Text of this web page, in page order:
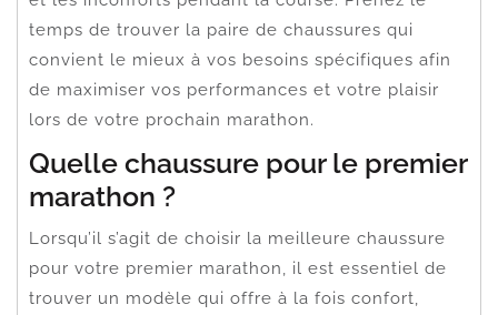
temps de trouver la paire de chaussures qui
convient le mieux à vos besoins spécifiques afin
de maximiser vos performances et votre plaisir
lors de votre prochain marathon.
Quelle chaussure pour le premier
marathon ?
Lorsqu’il s’agit de choisir la meilleure chaussure
pour votre premier marathon, il est essentiel de
trouver un modèle qui offre à la fois confort,